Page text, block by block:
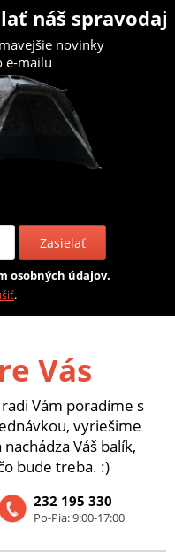
náš spravodaj
novinky
e-mailu
Zasielať
osobných údajov.
.
Vás
Vám poradíme s
vyriešime
Váš balík,
bude treba. :)
232 195 330
Po-Pia: 9:00-17:00